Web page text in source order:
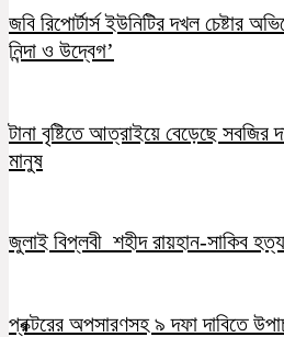
জবি রিপোর্টার্স ইউনিটির দখল চেষ্টার
নিন্দা ও উদ্বেগ’
টানা বৃষ্টিতে আত্রাইয়ে বেড়েছে সবজির
মানুষ
জুলাই বিপ্লবী শহীদ রায়হান-সাকিব
প্রক্টরের অপসারণসহ ৯ দফা দাবিতে